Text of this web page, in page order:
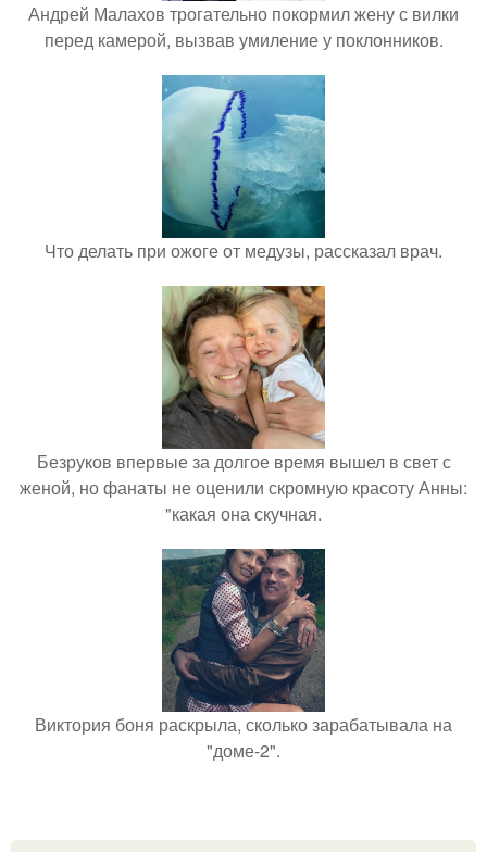
Андрей Малахов трогательно покормил жену с вилки
перед камерой, вызвав умиление у поклонников.
Что делать при ожоге от медузы, рассказал врач.
Безруков впервые за долгое время вышел в свет с
женой, но фанаты не оценили скромную красоту Анны:
"какая она скучная.
Виктория боня раскрыла, сколько зарабатывала на
"доме-2".